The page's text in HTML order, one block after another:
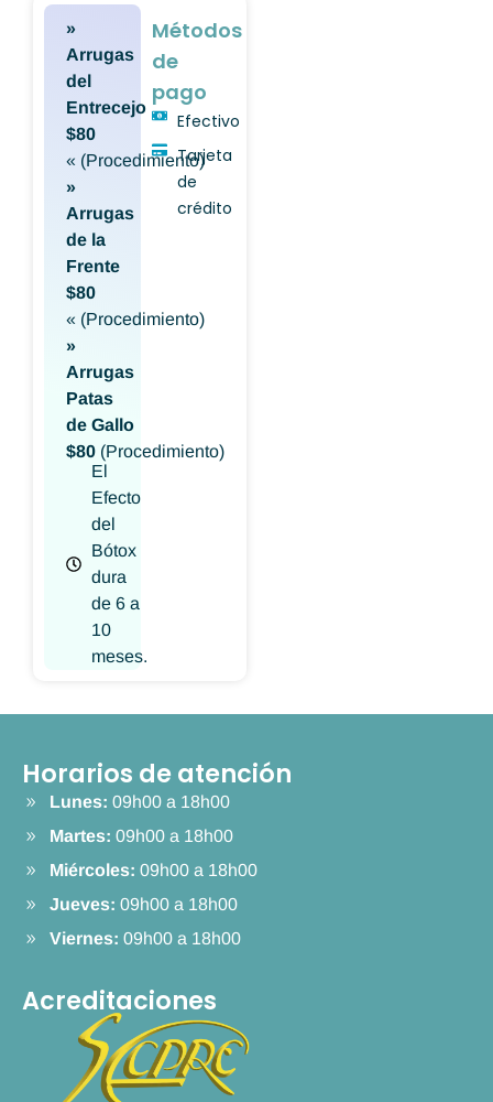
»
Arrugas
del
Entrecejo
$80
« (Procedimiento)
»
Arrugas
de la
Frente
$80
« (Procedimiento)
»
Arrugas
Patas
de Gallo
$80 (Procedimiento)
El
Efecto
del
Bótox
dura
de 6 a
10
meses.
Métodos
de
pago
Efectivo
Tarjeta
de
crédito
Horarios de atención
Lunes: 09h00 a 18h00
Martes: 09h00 a 18h00
Miércoles: 09h00 a 18h00
Jueves: 09h00 a 18h00
Viernes: 09h00 a 18h00
Acreditaciones